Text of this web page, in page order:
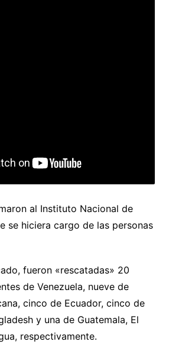
al Instituto Nacional de
se hiciera cargo de las personas
fueron «rescatadas» 20
de Venezuela, nueve de
cinco de Ecuador, cinco de
y una de Guatemala, El
respectivamente.